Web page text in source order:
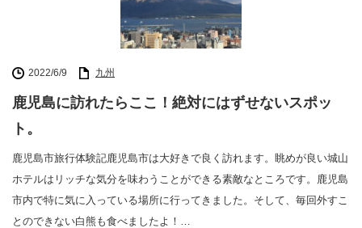
2022/6/9 九州
鹿児島に訪れたらここ！絶対にはずせないスポッ
ト。
鹿児島市旅行体験記鹿児島市は大好きで良く訪れます。眺めが良い城山
ホテルはリッチな気分を味わうことができる素敵なところです。鹿児島
市内で特に気に入っている場所に行ってきました。そして、毎回外すこ
とのできない白熊も食べましたよ！…